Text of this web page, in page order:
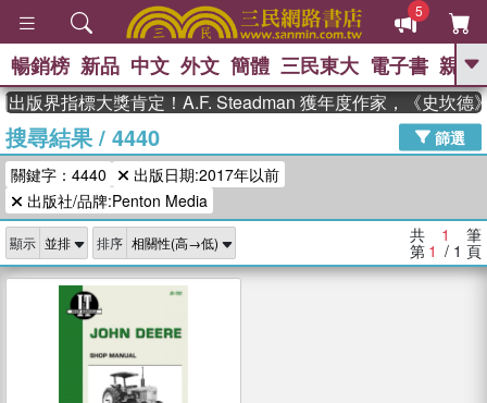
5
GO
高希均教授回憶錄
、 The Odyssey 、 父親節 、 如果歷
史是一群喵
登輝時代 、 數學女孩：黎曼猜想 、
偉大的迷走神經
暢銷榜 新品 中文 外文 簡體 三民東大 電子書 親子
版界指標大獎肯定！A.F. Steadman 獲年度作家，《史坎德
搜尋結果/ 4440
篩選
關鍵字：4440
出版日期:2017年以前
出版社/品牌:Penton Media
顯示 排序 共 1 筆
第 1 / 1 頁